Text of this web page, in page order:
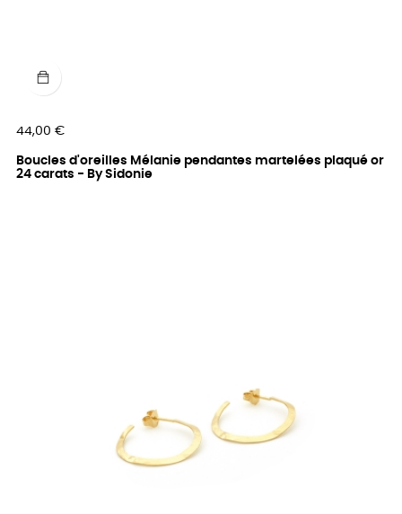
Prix
44,00 €
Boucles d'oreilles Mélanie pendantes martelées plaqué or
24 carats - By Sidonie